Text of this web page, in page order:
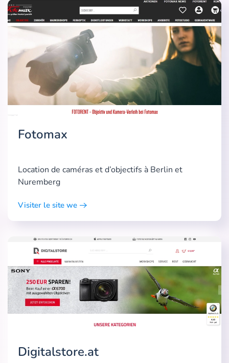
Fotomax
Location de caméras et d’objectifs à Berlin et
Nuremberg
Visiter le site we
Digitalstore.at